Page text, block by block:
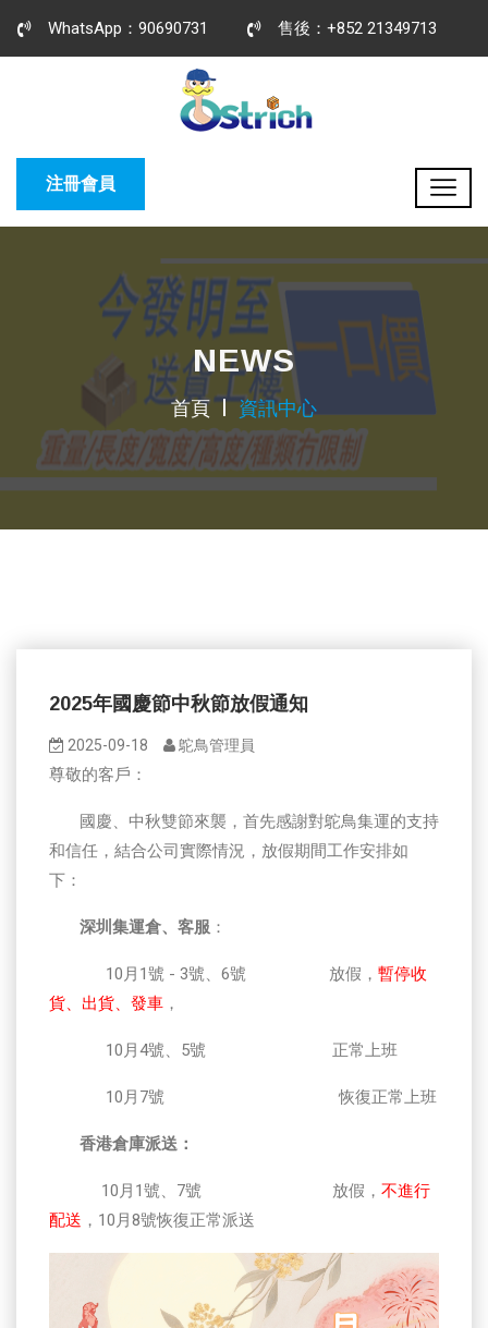
WhatsApp：90690731 售後：+852 21349713
注冊會員
NEWS
首頁 資訊中心
2025年國慶節中秋節放假通知
2025-09-18 鴕鳥管理員
尊敬的客戶：
國慶、中秋雙節來襲，首先感謝對鴕鳥集運的支持
和信任，結合公司實際情況，放假期間工作安排如
下：
深圳集運倉、客服 ：
10月1號 - 3號、6號 放假， 暫停收
貨、出貨、發車 ，
10月4號、5號 正常上班
10月7號 恢復正常上班
香港倉庫派送：
10月1號、7號 放假， 不進行
配送 ，10月8號恢復正常派送